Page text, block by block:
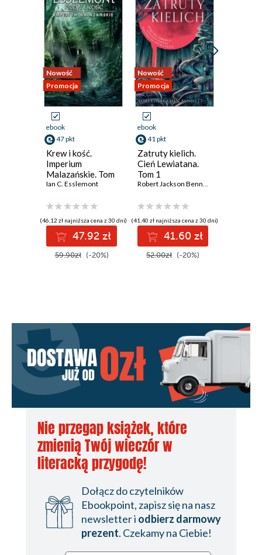
Nowość
Promocja
ebook
47 pkt
Krew i kość.
Imperium
Malazańskie. Tom
5
Ian C. Esslemont
(46,12 zł najniższa cena z 30 dni)
47.92 zł
59.90zł (-20%)
Nowość
Promocja
ebook
41 pkt
Zatruty kielich.
Cień Lewiatana.
Tom 1
(41,40 zł najniższa cena z 30 dni)
41.60 zł
52.00zł (-20%)
Nie przegap książek, które
zmienią Twój wieczór w
literacką przygodę!
Dołącz do czytelników
Ebookpoint, zapisz się na nasz
newsletter i odbierz darmowy
prezent. Czekamy na Ciebie!